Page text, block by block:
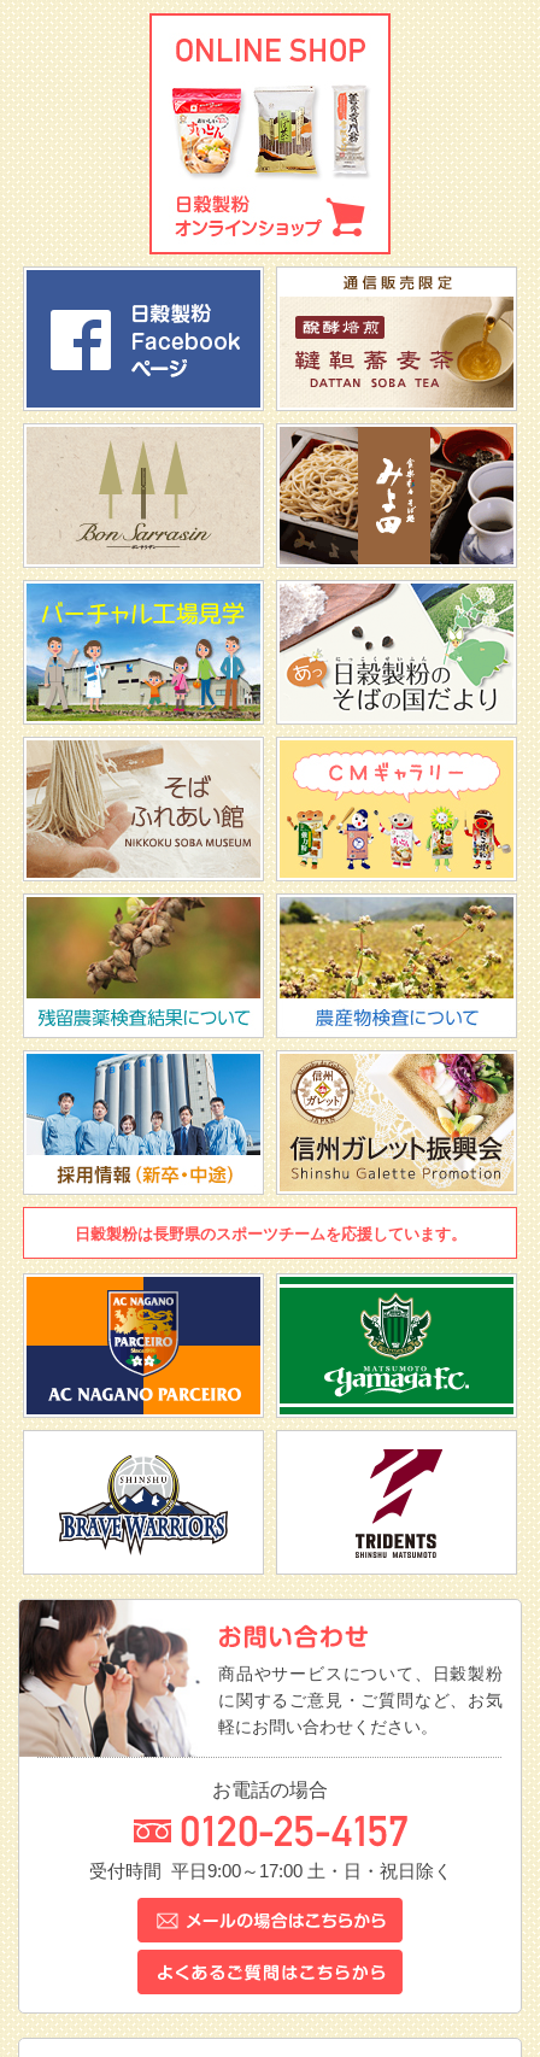
日穀製粉は長野県のスポーツチームを応援しています。
商品やサービスについて、日穀製粉
に関するご意見・ご質問など、お気
軽にお問い合わせください。
お電話の場合
受付時間 平日9:00～17:00土・日・祝日除く